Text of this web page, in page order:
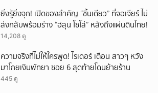
ยิ่งรู้ยิ่งจุก! เปิดของสำคัญ “ชิ้นเดียว” ที่จอเจียร์ ไม่
ส่งกลับพร้อมร่าง “ฮลุน โซโล่” หลังถึงแผ่นดินไทย!
14,208 ดู
ความจริงที่ไม่ให้ใครพูด! ไรเดอร์ เตือน สาวๆ หวัง
มาโกยเงินพัทยา ซอย 6 สุดท้ายโดนย้ายร้าน
445 ดู